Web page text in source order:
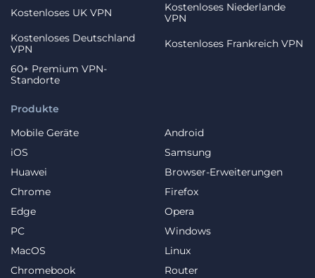
Produkte
Mobile Geräte
Android
iOS
Samsung
Huawei
Browser-Erweiterungen
Chrome
Firefox
Edge
Opera
PC
Windows
MacOS
Linux
Chromebook
Router
Kostenloses UK VPN
Kostenloses Niederlande
VPN
Kostenloses Deutschland
VPN
Kostenloses Frankreich VPN
60+ Premium VPN-
Standorte